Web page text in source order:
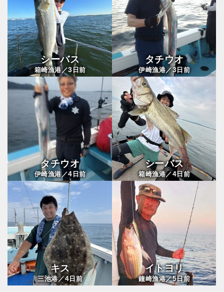
シーバス
箱崎漁港／3 日前
タチウオ
伊崎漁港／3日前
タチウオ
伊崎漁港／4 日前
シーバス
箱崎漁港／4日前
キス
三池港／4日前
イトヨリ
鐘崎漁港／5日前